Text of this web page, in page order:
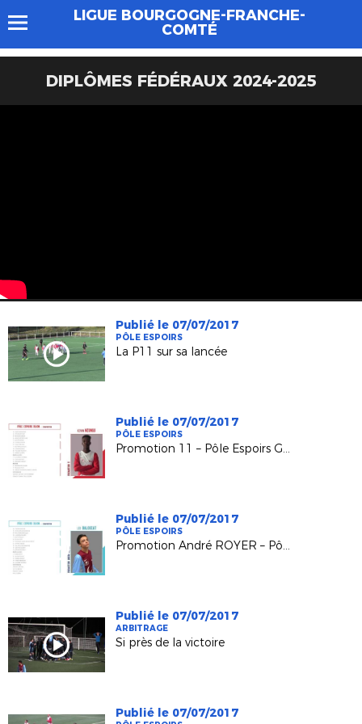
LIGUE BOURGOGNE-FRANCHE-
COMTÉ
DIPLÔMES FÉDÉRAUX 2024-2025
Publié le 07/07/2017
PÔLE ESPOIRS
La P11 sur sa lancée
Publié le 07/07/2017
PÔLE ESPOIRS
Promotion 11 – Pôle Espoirs GRAND EST
Publié le 07/07/2017
PÔLE ESPOIRS
Promotion André ROYER – Pôle Espoirs GRAND EST
Publié le 07/07/2017
ARBITRAGE
Si près de la victoire
Publié le 07/07/2017